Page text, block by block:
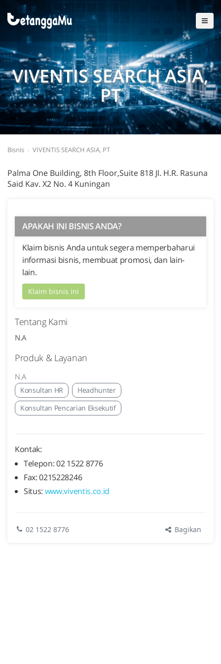
VIVENTIS SEARCH ASIA,
PT
Bisnis VIVENTIS SEARCH ASIA, PT
Palma One Building, 8th Floor,Suite 818 Jl. H.R. Rasuna
Said Kav. X2 No. 4 Kuningan
APAKAH INI BISNIS ANDA?
Klaim bisnis Anda untuk segera memperbaharui
informasi bisnis, membuat promosi, dan lain-
lain.
Klaim bisnis ini
Tentang Kami
N.A
Produk & Layanan
N.A
Konsultan HR
Headhunter
Konsultan Pencarian Eksekutif
Kontak:
Telepon: 02 1522 8776
Fax: 0215228246
Situs: www.viventis.co.id
02 1522 8776 Bagikan